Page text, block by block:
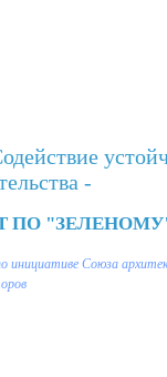
-
ПО
инициативе Союза